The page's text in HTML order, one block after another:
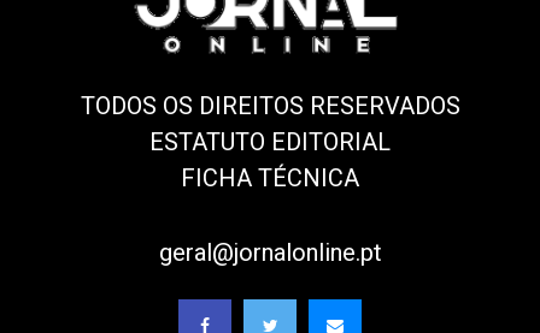
TODOS OS DIREITOS RESERVADOS
ESTATUTO EDITORIAL
FICHA TÉCNICA
geral@jornalonline.pt